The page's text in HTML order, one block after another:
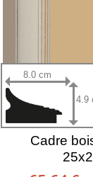
8.0 cm
4.9
Cadre